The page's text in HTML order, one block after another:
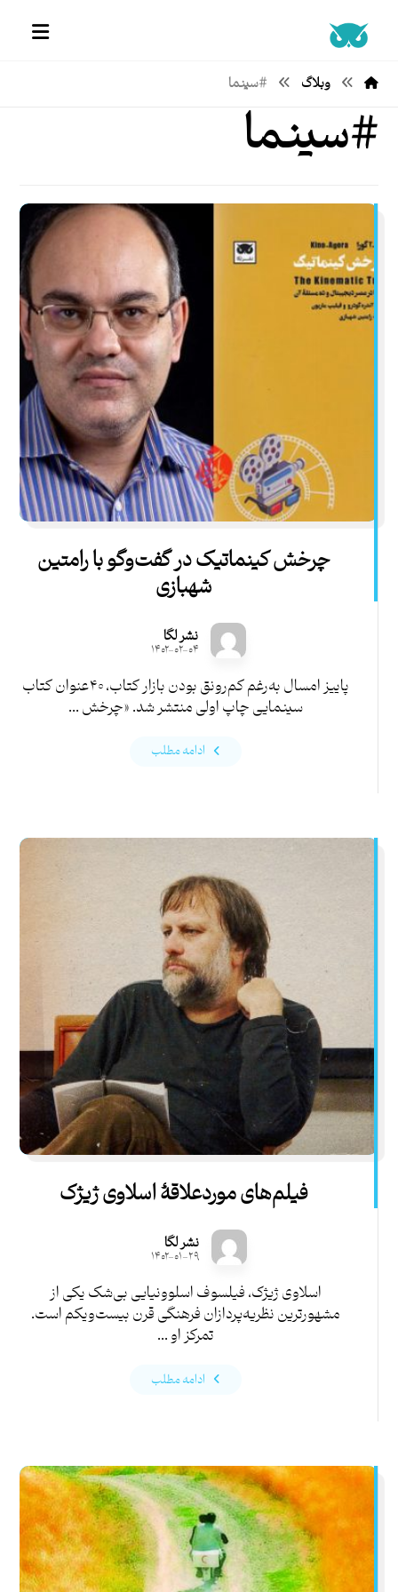
وبلاگ #سینما
#سینما
چرخش کینماتیک در گفت‌وگو با رامتین
شهبازی
نشر لگا
۱۴۰۲-۰۲-۰۴
پاییز امسال به‌رغم کم‌رونق بودن بازار کتاب، ۴۰عنوان کتاب
سینمایی چاپ اولی منتشر شد. «چرخش ...
ادامه مطلب
فیلم‌های موردعلاقۀ اسلاوی ژیژک
نشر لگا
۱۴۰۲-۰۱-۲۹
اسلاوی ژیژک، فیلسوف اسلوونیایی بی‌شک یکی از
مشهورترین نظریه‌پردازان فرهنگی قرن بیست‌ویکم است.
تمرکز او ...
ادامه مطلب